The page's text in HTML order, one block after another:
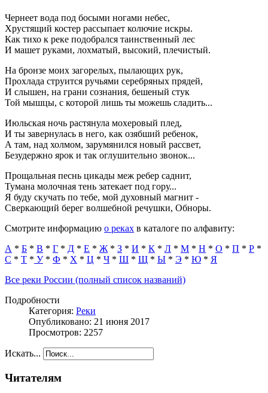
Чернеет вода под босыми ногами небес,
Хрустящий костер рассыпает колючие искры.
Как тихо к реке подобрался таинственный лес
И машет руками, лохматый, высокий, плечистый.
На бронзе моих загорелых, пылающих рук,
Прохлада струится ручьями серебряных прядей,
И слышен, на грани сознания, бешеный стук
Той мышцы, с которой лишь ты можешь сладить...
Июльская ночь растянула мохеровый плед,
И ты завернулась в него, как озябший ребенок,
А там, над холмом, зарумянился новый рассвет,
Безудержно ярок и так оглушительно звонок...
Прощальная песнь цикады меж ребер саднит,
Тумана молочная тень затекает под гору...
Я буду скучать по тебе, мой духовный магнит -
Сверкающий берег волшебной речушки, Обноры.
Смотрите информацию о реках в каталоге по алфавиту:
А * Б * В * Г * Д * Е * Ж * З * И * К * Л * М * Н * О * П * Р *
С * Т * У* Ф * Х * Ц * Ч * Ш * Щ * Ы * Э * Ю * Я
Все реки России (полный список названий)
Подробности
Категория: Реки
Опубликовано: 21 июня 2017
Просмотров: 2257
Искать...
Читателям